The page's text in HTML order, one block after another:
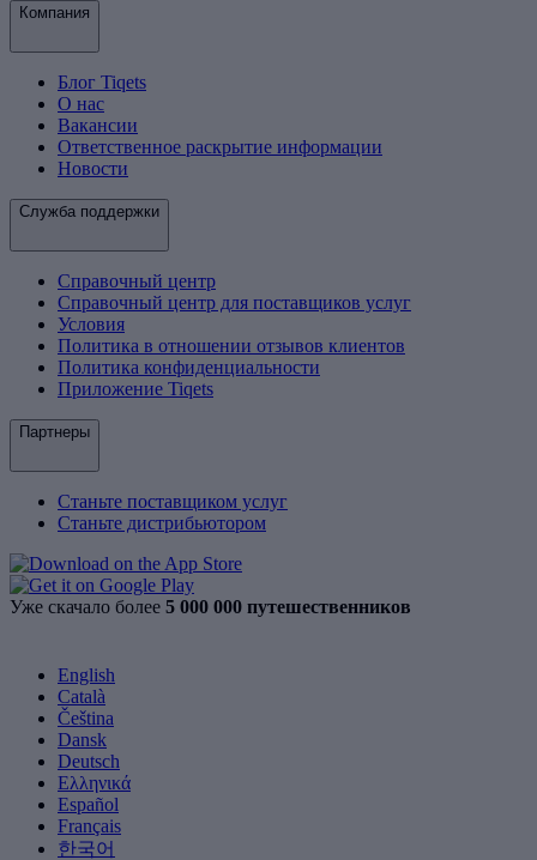
Компания
Блог Tiqets
О нас
Вакансии
Ответственное раскрытие информации
Новости
Служба поддержки
Справочный центр
Справочный центр для поставщиков услуг
Условия
Политика в отношении отзывов клиентов
Политика конфиденциальности
Приложение Tiqets
Партнеры
Станьте поставщиком услуг
Станьте дистрибьютором
Уже скачало более 5 000 000 путешественников
English
Català
Čeština
Dansk
Deutsch
Ελληνικά
Español
Français
한국어